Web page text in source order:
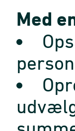
Med